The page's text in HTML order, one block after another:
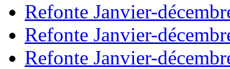
Refonte Janvier-
Refonte Janvier-
Refonte Janvier-